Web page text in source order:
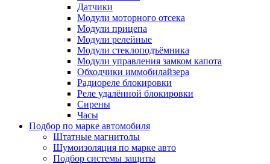
Датчики
Модули моторного отсека
Модули прицепа
Модули релейные
Модули стеклоподъёмника
Модули управления замком капота
Обходчики иммобилайзера
Радиореле блокировки
Реле удалённой блокировки
Сирены
Часы
Подбор по марке автомобиля
Штатные магнитолы
Шумоизоляция по марке авто
Подбор системы защиты